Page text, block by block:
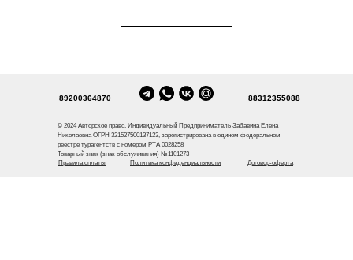
© 2024 Авторское право. Индивидуальный Предприниматель Забавина Елена
Николаевна ОГРН 321527500137123, зарегистрирована в едином федеральном
реестре турагентств с номером РТА 0028258
Товарный знак (знак обслуживания) №1101273
Договор-оферта
Политика конфиденциальности
Правила оплаты
89200364870 88312355088